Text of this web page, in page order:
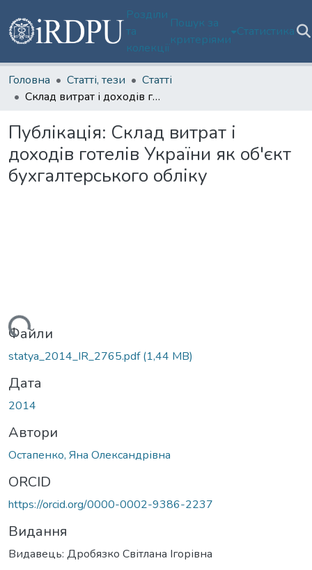
Розділи
та
колекції
Пошук за
критеріями
Статистика
Головна Статті, тези
Статті
Склад витрат і доходів готелів України як об'єкт бухгалтерського обліку
Публікація: Склад витрат і
доходів готелів України як об'єкт
бухгалтерського обліку
Файли
statya_2014_IR_2765.pdf(1,44 MB)
Дата
2014
Автори
Остапенко, Яна Олександрівна
ORCID
https://orcid.org/0000-0002-9386-2237
Видання
Видавець: Дробязко Світлана Ігорівна